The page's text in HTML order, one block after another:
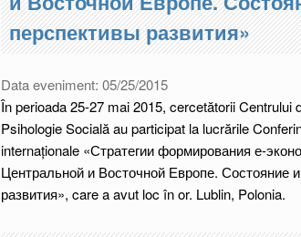
перспективы развития»
Data eveniment: 05/25/2015
În perioada 25-27 mai 2015, cercetătorii Centrului
Psihologie Socială au participat la lucrările
internaționale «Стратегии формирования е-
Центральной и Восточной Европе. Состояние
развития», care a avut loc în or. Lublin, Polonia.